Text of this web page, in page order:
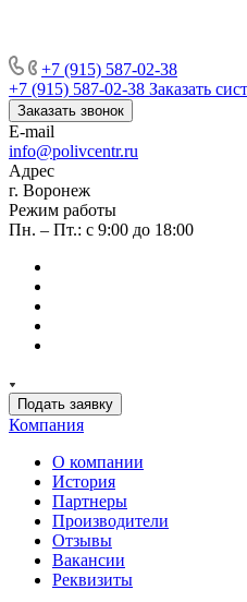
+7 (915) 587-02-38
+7 (915) 587-02-38 Заказать
Заказать звонок
E-mail
info@polivcentr.ru
Адрес
г. Воронеж
Режим работы
Пн. – Пт.: с 9:00 до 18:00
Подать заявку
Компания
О компании
История
Партнеры
Производители
Отзывы
Вакансии
Реквизиты